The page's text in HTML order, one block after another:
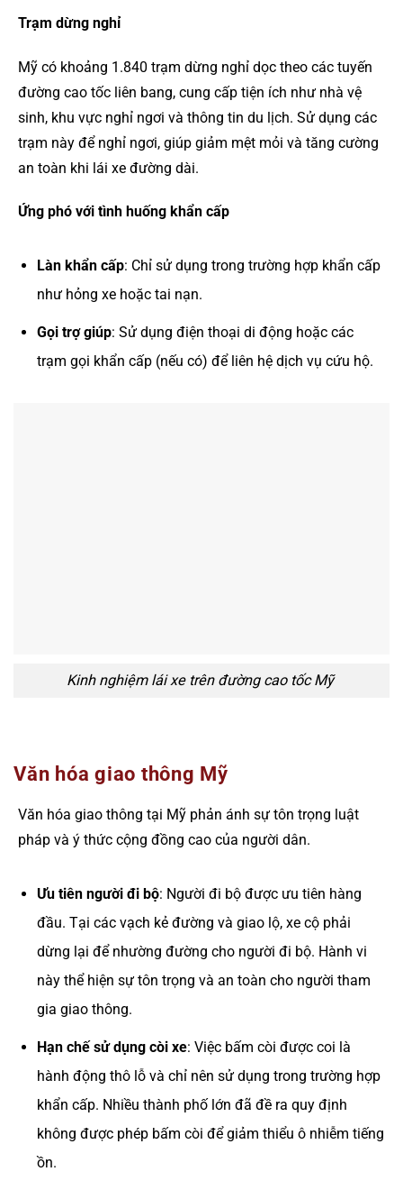
Trạm dừng nghỉ
Mỹ có khoảng 1.840 trạm dừng nghỉ dọc theo các tuyến
đường cao tốc liên bang, cung cấp tiện ích như nhà vệ
sinh, khu vực nghỉ ngơi và thông tin du lịch. Sử dụng các
trạm này để nghỉ ngơi, giúp giảm mệt mỏi và tăng cường
an toàn khi lái xe đường dài.
Ứng phó với tình huống khẩn cấp
Làn khẩn cấp: Chỉ sử dụng trong trường hợp khẩn cấp
như hỏng xe hoặc tai nạn.
Gọi trợ giúp: Sử dụng điện thoại di động hoặc các
trạm gọi khẩn cấp (nếu có) để liên hệ dịch vụ cứu hộ.
Kinh nghiệm lái xe trên đường cao tốc Mỹ
Văn hóa giao thông Mỹ
Văn hóa giao thông tại Mỹ phản ánh sự tôn trọng luật
pháp và ý thức cộng đồng cao của người dân.
Ưu tiên người đi bộ: Người đi bộ được ưu tiên hàng
đầu. Tại các vạch kẻ đường và giao lộ, xe cộ phải
dừng lại để nhường đường cho người đi bộ. Hành vi
này thể hiện sự tôn trọng và an toàn cho người tham
gia giao thông.
Hạn chế sử dụng còi xe: Việc bấm còi được coi là
hành động thô lỗ và chỉ nên sử dụng trong trường hợp
khẩn cấp. Nhiều thành phố lớn đã đề ra quy định
không được phép bấm còi để giảm thiểu ô nhiễm tiếng
ồn.